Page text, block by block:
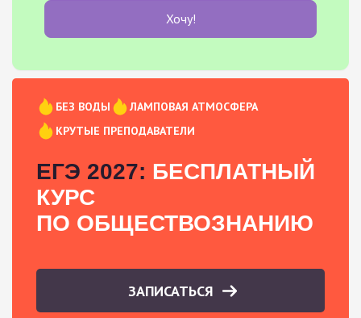
Хочу!
БЕЗ ВОДЫ
ЛАМПОВАЯ АТМОСФЕРА
КРУТЫЕ ПРЕПОДАВАТЕЛИ
ЕГЭ 2027: БЕСПЛАТНЫЙ
КУРС
ПО ОБЩЕСТВОЗНАНИЮ
ЗАПИСАТЬСЯ